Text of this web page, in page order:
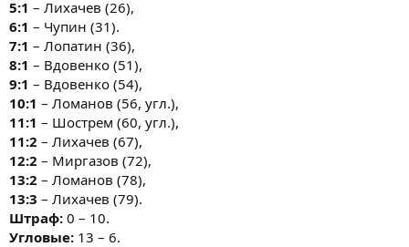
5:1 – Лихачев (26),
6:1 – Чупин (31).
7:1 – Лопатин (36),
8:1 – Вдовенко (51),
9:1 – Вдовенко (54),
10:1 – Ломанов (56, угл.),
11:1 – Шострем (60, угл.),
11:2 – Лихачев (67),
12:2 – Миргазов (72),
13:2 – Ломанов (78),
13:3 – Лихачев (79).
Штраф: 0 – 10.
Угловые: 13 – 6.